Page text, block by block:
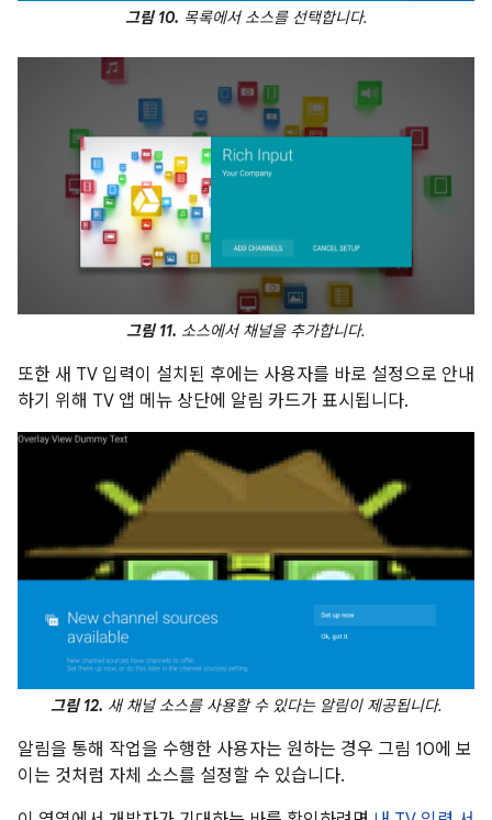
그림 10. 목록에서 소스를 선택합니다.
그림 11. 소스에서 채널을 추가합니다.
또한 새 TV 입력이 설치된 후에는 사용자를 바로 설정으로 안내
하기 위해 TV 앱 메뉴 상단에 알림 카드가 표시됩니다.
그림 12. 새 채널 소스를 사용할 수 있다는 알림이 제공됩니다.
알림을 통해 작업을 수행한 사용자는 원하는 경우 그림 10에 보
이는 것처럼 자체 소스를 설정할 수 있습니다.